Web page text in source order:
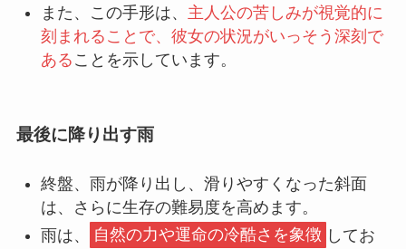
また、この手形は、 主人公の苦しみが視覚的に
刻まれることで、彼女の状況がいっそう深刻で
ある ことを示しています。
最後に降り出す雨
終盤、雨が降り出し、滑りやすくなった斜面
は、さらに生存の難易度を高めます。
雨は、
自然の力や運命の冷酷さを象徴 してお